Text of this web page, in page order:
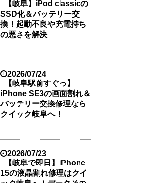
【岐阜】iPod classicの
SSD化＆バッテリー交
換！起動不良や充電持ち
の悪さを解決
2026/07/24
【岐阜駅前すぐっ】
iPhone SE3の画面割れ＆
バッテリー交換修理なら
クイック岐阜へ！
2026/07/23
【岐阜で即日】iPhone
15の液晶割れ修理はクイ